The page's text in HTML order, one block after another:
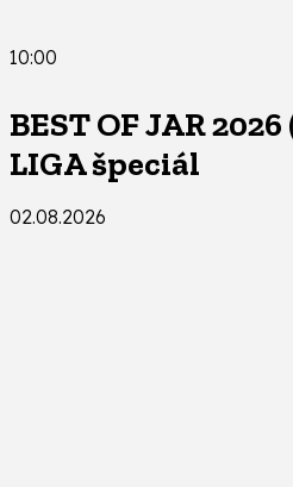
10:00
BEST OF JAR
LIGA špeciál
02.08.2026